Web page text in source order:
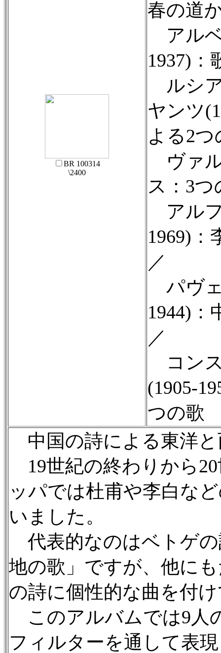
BR 100314
\2400
春の道
アル
1937)：
ルシ
ヤンツ
よる2つ
ヴァ
ス：3つ
アル
1969)：
／
パヴ
1944)：
／
コン
(1905-
つの歌
中国の詩による東洋
19世紀の終わりから
ッパでは杜甫や李白な
いました。
代表的なのはベトゲ
地の歌」ですが、他に
の詩に個性的な曲を付
このアルバムでは9人
フィルターを通して表